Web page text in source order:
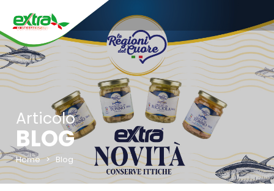
Articolo
BLOG
Home>Blog